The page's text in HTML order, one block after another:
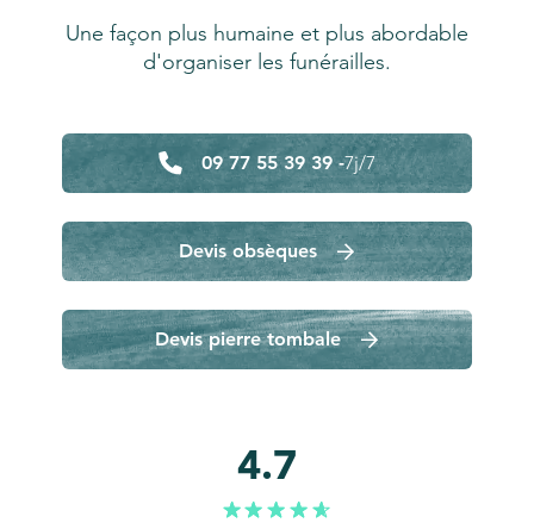
Une façon plus humaine et plus abordable
d'organiser les funérailles.
09 77 55 39 39 -7j/7
Devis obsèques
Devis pierre tombale
4.7